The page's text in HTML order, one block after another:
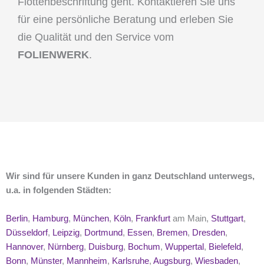
für eine persönliche Beratung und erleben Sie
die Qualität und den Service vom
FOLIENWERK.
Wir sind für unsere Kunden in ganz Deutschland unterwegs,
u.a. in folgenden Städten:
Berlin, Hamburg, München, Köln, Frankfurt am Main, Stuttgart,
Düsseldorf, Leipzig, Dortmund, Essen, Bremen, Dresden,
Hannover, Nürnberg, Duisburg, Bochum, Wuppertal , Bielefeld,
Bonn, Münster, Mannheim, Karlsruhe, Augsburg, Wiesbaden,